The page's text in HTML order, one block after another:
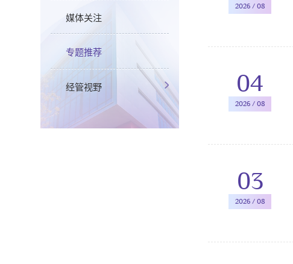
媒体关注
专题推荐
经管视野
2026 / 08
04
2026 / 08
03
2026 / 08